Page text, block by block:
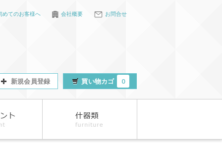
めてのお客様へ 会社概要 お問合せ
新規会員登録 買い物カゴ 0